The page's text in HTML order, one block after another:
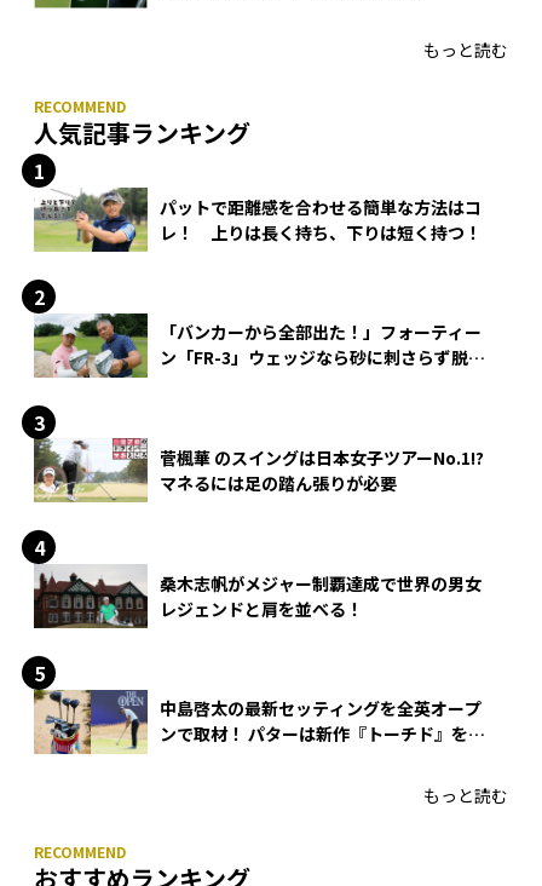
もっと読む
人気記事ランキング
パットで距離感を合わせる簡単な方法はコ
レ！ 上りは長く持ち、下りは短く持つ！
「バンカーから全部出た！」フォーティー
ン「FR-3」ウェッジなら砂に刺さらず脱出
菅楓華 のスイングは日本女子ツアーNo.1!?
マネるには足の踏ん張りが必要
桑木志帆がメジャー制覇達成で世界の男女
レジェンドと肩を並べる！
中島啓太の最新セッティングを全英オープ
ンで取材！ パターは新作『トーチド』を投
もっと読む
おすすめランキング